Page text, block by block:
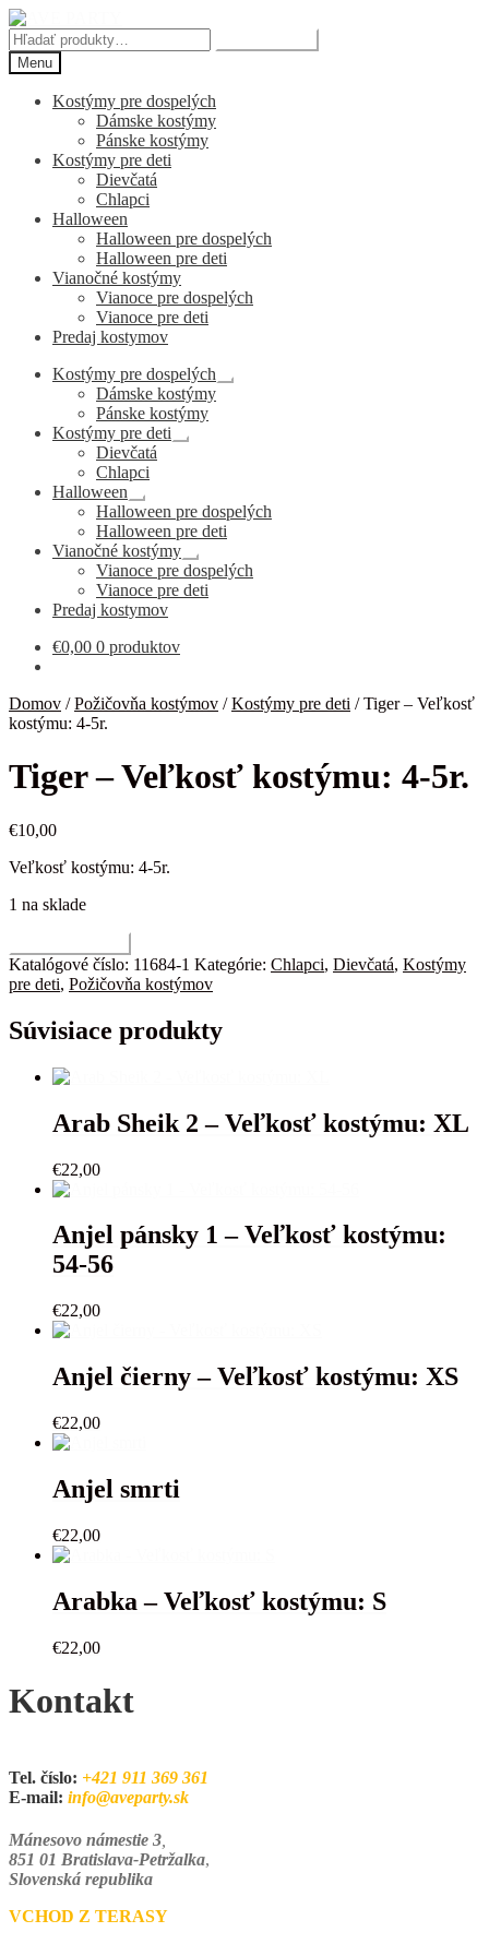
Preskočiť
na
navigáciu
Preskočiť
na
obsah
Hľadať:
Menu
Kostýmy pre dospelých
Dámske kostýmy
Pánske kostýmy
Kostýmy pre deti
Dievčatá
Chlapci
Halloween
Halloween pre dospelých
Halloween pre deti
Vianočné kostýmy
Vianoce pre dospelých
Vianoce pre deti
Predaj kostymov
Kostýmy pre dospelých
Rozbaliť
Dámske kostýmy
Pánske kostýmy
Kostýmy pre deti
Rozbaliť
Dievčatá
Chlapci
Halloween
Rozbaliť
podradené
menu
Halloween pre dospelých
Halloween pre deti
Vianočné kostýmy
Rozbaliť
podradené
menu
Vianoce pre dospelých
Vianoce pre deti
Predaj kostymov
€0,00 0 produktov
Domov /Požičovňa kostýmov /Kostýmy pre deti /Tiger – Veľkosť
kostýmu: 4-5r.
Tiger – Veľkosť kostýmu: 4-5r.
€10,00
Veľkosť kostýmu: 4-5r.
1 na sklade
Tiger
-
Veľkosť
kostýmu:
4-
Katalógové číslo: 11684-1 Kategórie: Chlapci, Dievčatá, Kostýmy
pre deti, Požičovňa kostýmov
Súvisiace produkty
Arab Sheik 2 – Veľkosť kostýmu: XL
€22,00
Anjel pánsky 1 – Veľkosť kostýmu:
54-56
€22,00
Anjel čierny – Veľkosť kostýmu: XS
€22,00
Anjel smrti
€22,00
Arabka – Veľkosť kostýmu: S
€22,00
Kontakt
Tel. číslo: +421 911 369 361
E-mail: info@aveparty.sk
Mánesovo námestie 3
851 01 Bratislava-Petržalka,
Slovenská republika
VCHOD Z TERASY